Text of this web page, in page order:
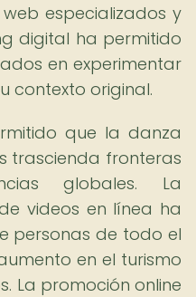
especializados y
digital ha permitido
en experimentar
contexto original.
que la danza
trascienda fronteras
globales. La
videos en línea ha
personas de todo el
en el turismo
La promoción online